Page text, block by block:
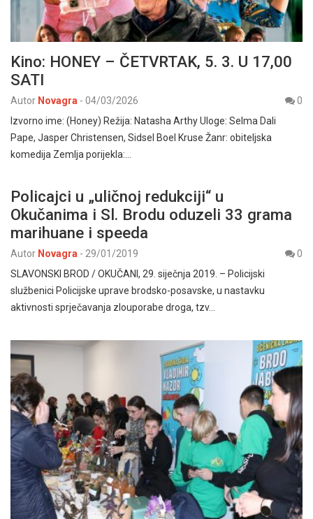
Kino: HONEY – ČETVRTAK, 5. 3. U 17,00
SATI
Autor Novagra - 04/03/2026
0
Izvorno ime: (Honey) Režija: Natasha Arthy Uloge: Selma Dali
Pape, Jasper Christensen, Sidsel Boel Kruse Žanr: obiteljska
komedija Zemlja porijekla:…
Policajci u „uličnoj redukciji“ u
Okučanima i Sl. Brodu oduzeli 33 grama
marihuane i speeda
Autor Novagra - 29/01/2019
0
SLAVONSKI BROD / OKUČANI, 29. siječnja 2019. – Policijski
službenici Policijske uprave brodsko-posavske, u nastavku
aktivnosti sprječavanja zlouporabe droga, tzv…